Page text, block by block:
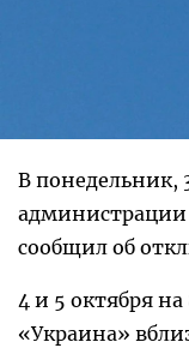
В понедельник,
администрации
сообщил об
4 и 5 октября
«Украина»